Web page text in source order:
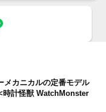
メカニカルの定番モデル
時計怪獣 WatchMonster